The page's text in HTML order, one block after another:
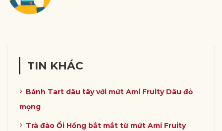
TIN KHÁC
Bánh Tart dâu tây với mứt Ami Fruity Dâu đỏ
mọng
Trà đào Ổi Hồng bắt mắt từ mứt Ami Fruity